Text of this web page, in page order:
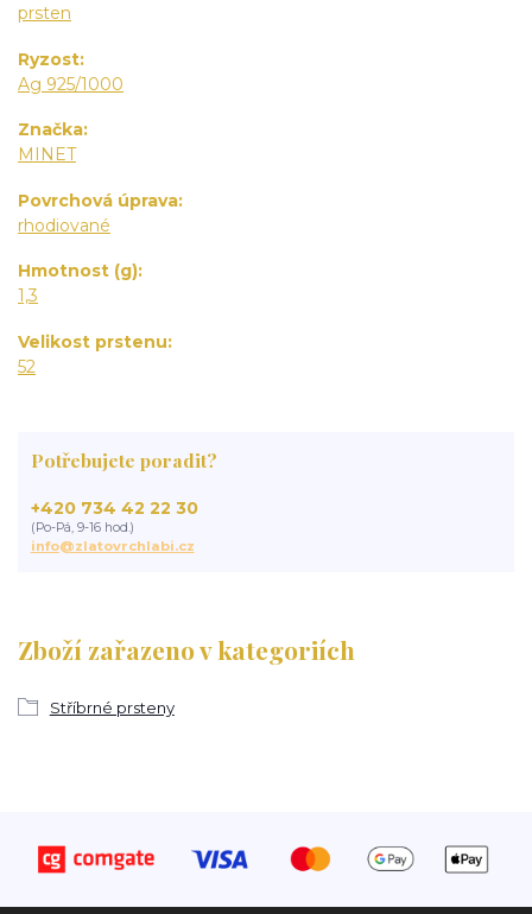
prsten
Ryzost
Ag 925/1000
Značka
MINET
Povrchová úprava
rhodiované
Hmotnost (g)
1,3
Velikost prstenu
52
Zboží zařazeno v kategoriích
Stříbrné prsteny
Potřebujete poradit?
+420 734 42 22 30
(Po-Pá, 9-16 hod.)
info@zlatovrchlabi.cz